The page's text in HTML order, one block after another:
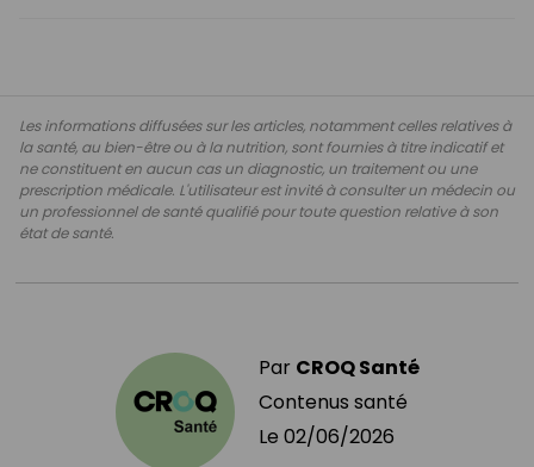
Les informations diffusées sur les articles, notamment celles relatives à
la santé, au bien-être ou à la nutrition, sont fournies à titre indicatif et
ne constituent en aucun cas un diagnostic, un traitement ou une
prescription médicale. L'utilisateur est invité à consulter un médecin ou
un professionnel de santé qualifié pour toute question relative à son
état de santé.
Par CROQ Santé
Contenus santé
Le 02/06/2026